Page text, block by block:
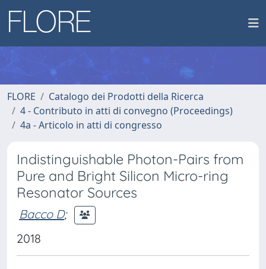
FLORE
Catalogo dei Prodotti della Ricerca
4 - Contributo in atti di convegno (Proceedings)
4a - Articolo in atti di congresso
Indistinguishable Photon-Pairs from
Pure and Bright Silicon Micro-ring
Resonator Sources
Bacco D;
2018